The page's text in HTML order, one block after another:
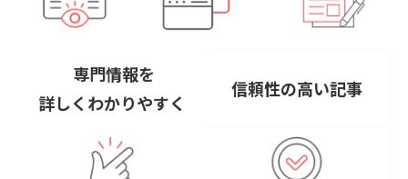
専門情報を
詳しくわかりやすく
信頼性の高い記事